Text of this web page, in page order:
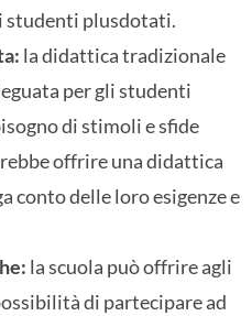
studenti plusdotati.
la didattica tradizionale
per gli studenti
di stimoli e sfide
offrire una didattica
conto delle loro esigenze e
la scuola può offrire agli
di partecipare ad